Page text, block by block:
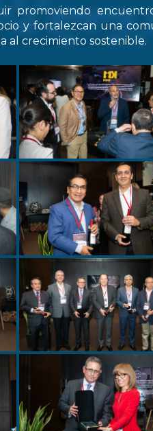
promoviendo
y fortalezcan una
al crecimiento sostenible.